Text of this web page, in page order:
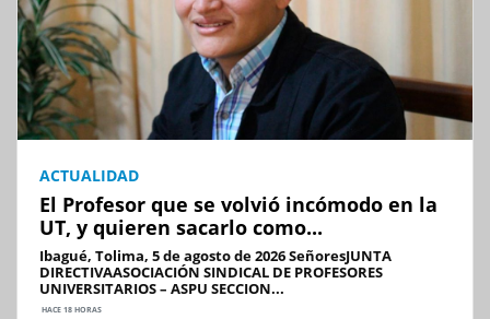
ACTUALIDAD
El Profesor que se volvió incómodo en la
UT, y quieren sacarlo como...
Ibagué, Tolima, 5 de agosto de 2026 SeñoresJUNTA
DIRECTIVAASOCIACIÓN SINDICAL DE PROFESORES
UNIVERSITARIOS – ASPU SECCION...
HACE 18 HORAS